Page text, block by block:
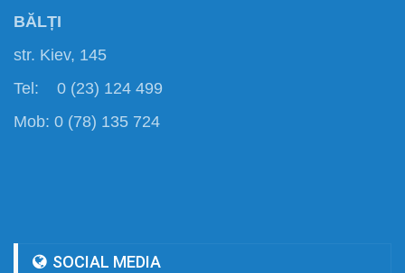
BĂLȚI
str. Kiev, 145
Tel: 0 (23) 124 499
Mob: 0 (78) 135 724
SOCIAL MEDIA